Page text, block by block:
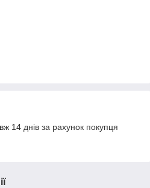
14 днів за рахунок покупця